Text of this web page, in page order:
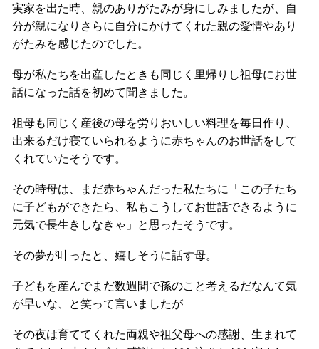
実家を出た時、親のありがたみが身にしみましたが、自
分が親になりさらに自分にかけてくれた親の愛情やあり
がたみを感じたのでした。
母が私たちを出産したときも同じく里帰りし祖母にお世
話になった話を初めて聞きました。
祖母も同じく産後の母を労りおいしい料理を毎日作り、
出来るだけ寝ていられるように赤ちゃんのお世話をして
くれていたそうです。
その時母は、まだ赤ちゃんだった私たちに「この子たち
に子どもができたら、私もこうしてお世話できるように
元気で長生きしなきゃ」と思ったそうです。
その夢が叶ったと、嬉しそうに話す母。
子どもを産んでまだ数週間で孫のこと考えるだなんて気
が早いな、と笑って言いましたが
その夜は育ててくれた両親や祖父母への感謝、生まれて